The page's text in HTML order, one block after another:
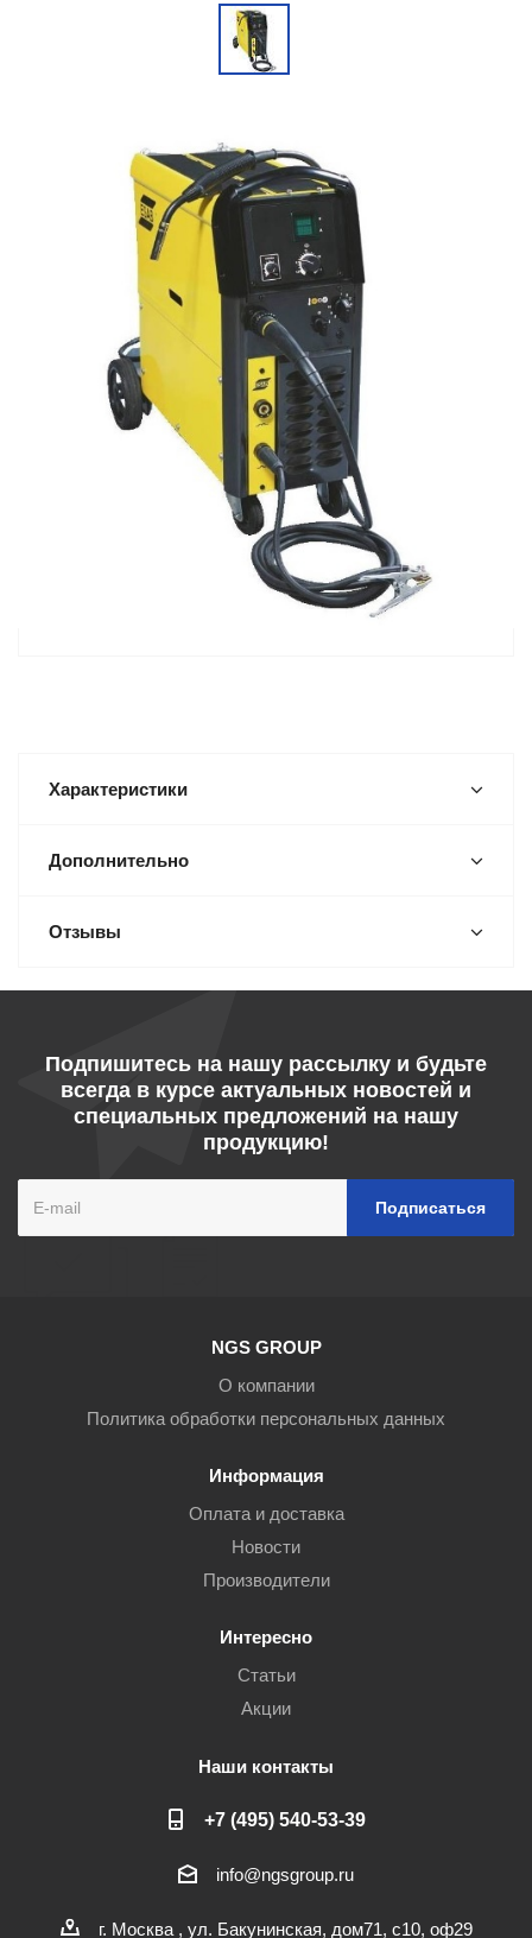
Характеристики
Дополнительно
Отзывы
Подпишитесь на нашу рассылку и будьте
всегда в курсе актуальных новостей и
специальных предложений на нашу
продукцию!
NGS GROUP
О компании
Политика обработки персональных данных
Информация
Оплата и доставка
Новости
Производители
Интересно
Статьи
Акции
Наши контакты
+7 (495) 540-53-39
info@ngsgroup.ru
г. Москва , ул. Бакунинская, дом71, с10, оф29